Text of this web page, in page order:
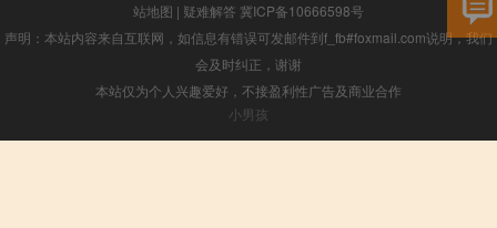
站地图 | 疑难解答 冀ICP备10666598号
声明：本站内容来自互联网，如信息有错误可发邮件到f_fb#foxmail.com说明，我们
会及时纠正，谢谢
本站仅为个人兴趣爱好，不接盈利性广告及商业合作
小男孩